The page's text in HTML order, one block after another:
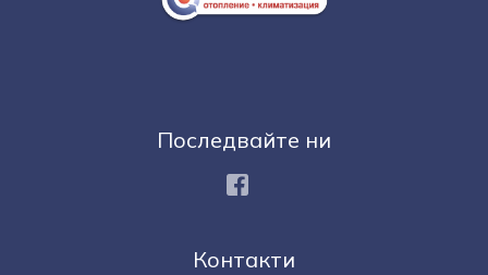
Контакти
Последвайте ни